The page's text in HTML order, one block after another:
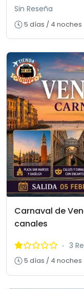
Sin Reseña
5 días / 4 noches
Carnaval de
canales
3
5 días / 4 noches